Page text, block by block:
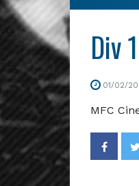
Div
01/02/
MFC